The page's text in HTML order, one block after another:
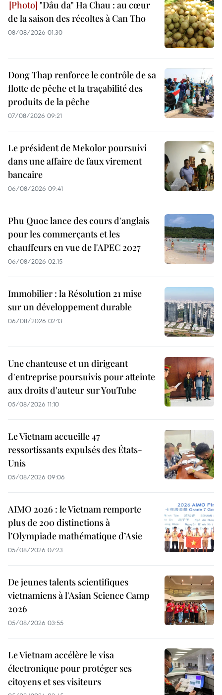
"Dâu da" Ha Chau : au cœur
de la saison des récoltes à Can Tho
08/08/2026 01:30
Dong Thap renforce le contrôle de sa
flotte de pêche et la traçabilité des
produits de la pêche
07/08/2026 09:21
Le président de Mekolor poursuivi
dans une affaire de faux virement
bancaire
06/08/2026 09:41
Phu Quoc lance des cours d'anglais
pour les commerçants et les
chauffeurs en vue de l'APEC 2027
06/08/2026 02:15
Immobilier : la Résolution 21 mise
sur un développement durable
06/08/2026 02:13
Une chanteuse et un dirigeant
d'entreprise poursuivis pour atteinte
aux droits d'auteur sur YouTube
05/08/2026 11:10
Le Vietnam accueille 47
ressortissants expulsés des États-
Unis
05/08/2026 09:06
AIMO 2026 : le Vietnam remporte
plus de 200 distinctions à
l’Olympiade mathématique d’Asie
05/08/2026 07:23
De jeunes talents scientifiques
vietnamiens à l'Asian Science Camp
2026
05/08/2026 03:55
Le Vietnam accélère le visa
électronique pour protéger ses
citoyens et ses visiteurs